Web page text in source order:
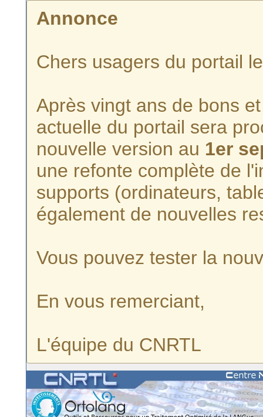
Annonce
Chers usagers du portail
Après vingt ans de bons
actuelle du portail sera
nouvelle version au 1er
une refonte complète de
supports (ordinateurs,
également de nouvelles
Vous pouvez tester la
En vous remerciant,
L'équipe du CNRTL